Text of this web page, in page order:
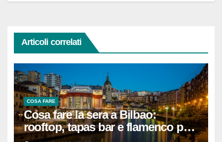
Articoli correlati
COSA FARE
Cosa fare la sera a Bilbao:
rooftop, tapas bar e flamenco per